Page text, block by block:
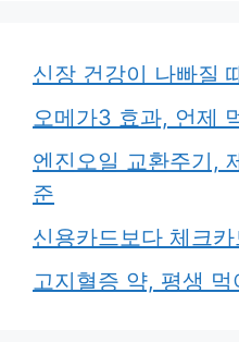
신장 건강이 나빠질
오메가3 효과, 언제
엔진오일 교환주기,
준
신용카드보다 체크
고지혈증 약, 평생